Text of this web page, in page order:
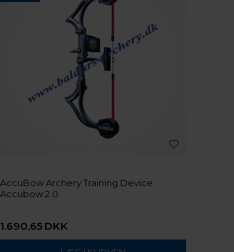
AccuBow Archery Training Device
Accubow 2.0
1.690,65 DKK